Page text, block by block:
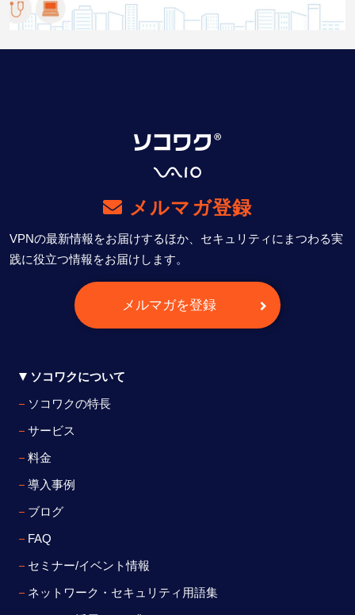
メルマガ登録
VPNの最新情報をお届けするほか、セキュリティにまつわる実
践に役立つ情報をお届けします。
メルマガを登録
ソコワクについて
ソコワクの特長
サービス
料金
導入事例
ブログ
FAQ
セミナー/イベント情報
ネットワーク・セキュリティ用語集